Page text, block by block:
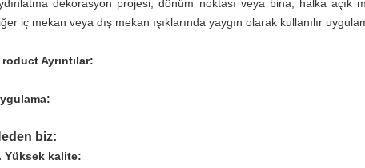
dekorasyon projesi, dönüm noktası veya bina, halka açık
iç mekan veya dış mekan ışıklarında yaygın olarak kullanılır
roduct Ayrıntılar:
biz:
Yüksek kalite: